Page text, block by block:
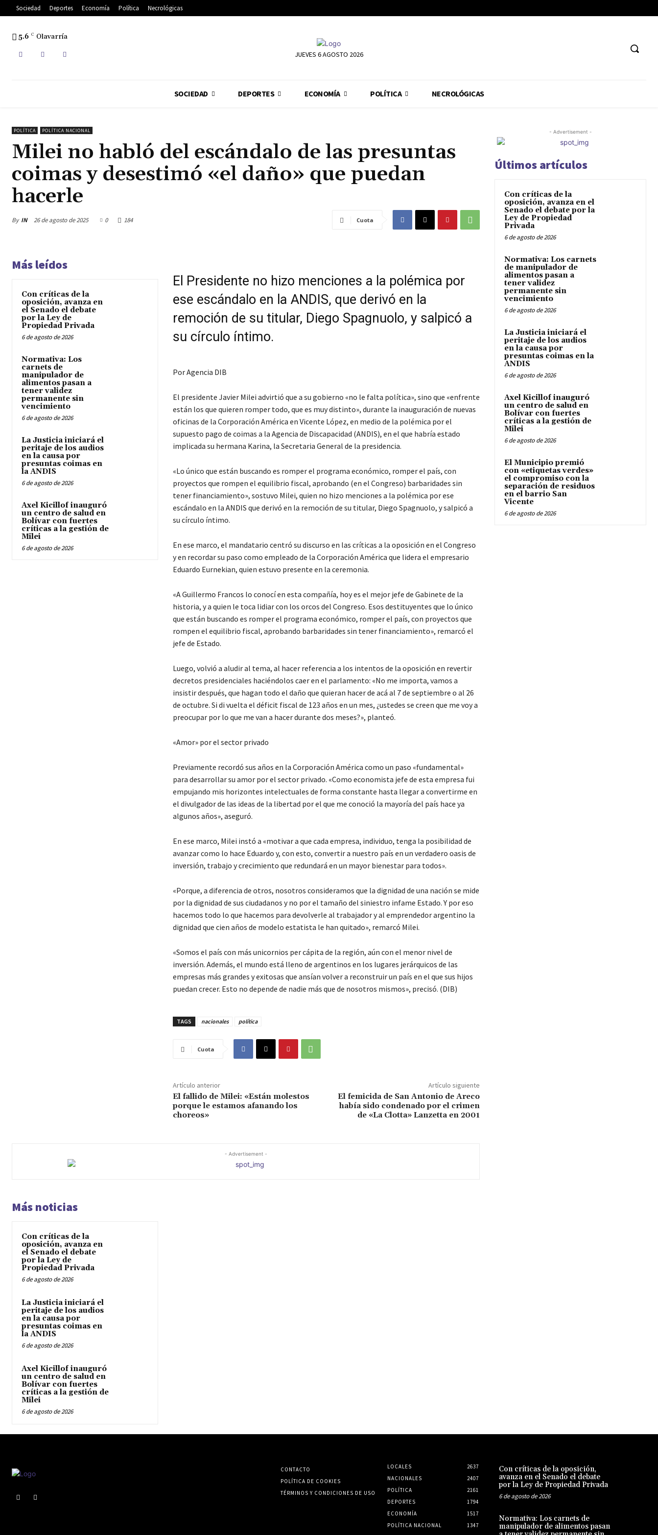
Sociedad Deportes Economía Política Necrológicas
5.6 C Olavarría
JUEVES 6 AGOSTO 2026
SOCIEDAD DEPORTES ECONOMÍA POLÍTICA NECROLÓGICAS
POLÍTICA POLÍTICA NACIONAL
Milei no habló del escándalo de las presuntas
coimas y desestimó «el daño» que puedan
hacerle
By IN 26 de agosto de 2025 0 184 Cuota
Más leídos
Con críticas de la
oposición, avanza en
el Senado el debate
por la Ley de
Propiedad Privada
6 de agosto de 2026
Normativa: Los
carnets de
manipulador de
alimentos pasan a
tener validez
permanente sin
vencimiento
6 de agosto de 2026
La Justicia iniciará el
peritaje de los audios
en la causa por
presuntas coimas en
la ANDIS
6 de agosto de 2026
Axel Kicillof inauguró
un centro de salud en
Bolívar con fuertes
críticas a la gestión de
Milei
6 de agosto de 2026
El Presidente no hizo menciones a la polémica por
ese escándalo en la ANDIS, que derivó en la
remoción de su titular, Diego Spagnuolo, y salpicó a
su círculo íntimo.
Por Agencia DIB
El presidente Javier Milei advirtió que a su gobierno «no le falta política», sino que «enfrente
están los que quieren romper todo, que es muy distinto», durante la inauguración de nuevas
oficinas de la Corporación América en Vicente López, en medio de la polémica por el
supuesto pago de coimas a la Agencia de Discapacidad (ANDIS), en el que habría estado
implicada su hermana Karina, la Secretaria General de la presidencia.
«Lo único que están buscando es romper el programa económico, romper el país, con
proyectos que rompen el equilibrio fiscal, aprobando (en el Congreso) barbaridades sin
tener financiamiento», sostuvo Milei, quien no hizo menciones a la polémica por ese
escándalo en la ANDIS que derivó en la remoción de su titular, Diego Spagnuolo, y salpicó a
su círculo íntimo.
En ese marco, el mandatario centró su discurso en las críticas a la oposición en el Congreso
y en recordar su paso como empleado de la Corporación América que lidera el empresario
Eduardo Eurnekian, quien estuvo presente en la ceremonia.
«A Guillermo Francos lo conocí en esta compañía, hoy es el mejor jefe de Gabinete de la
historia, y a quien le toca lidiar con los orcos del Congreso. Esos destituyentes que lo único
que están buscando es romper el programa económico, romper el país, con proyectos que
rompen el equilibrio fiscal, aprobando barbaridades sin tener financiamiento», remarcó el
jefe de Estado.
Luego, volvió a aludir al tema, al hacer referencia a los intentos de la oposición en revertir
decretos presidenciales haciéndolos caer en el parlamento: «No me importa, vamos a
insistir después, que hagan todo el daño que quieran hacer de acá al 7 de septiembre o al 26
de octubre. Si di vuelta el déficit fiscal de 123 años en un mes, ¿ustedes se creen que me voy a
preocupar por lo que me van a hacer durante dos meses?», planteó.
«Amor» por el sector privado
Previamente recordó sus años en la Corporación América como un paso «fundamental»
para desarrollar su amor por el sector privado. «Como economista jefe de esta empresa fui
empujando mis horizontes intelectuales de forma constante hasta llegar a convertirme en
el divulgador de las ideas de la libertad por el que me conoció la mayoría del país hace ya
algunos años», aseguró.
En ese marco, Milei instó a «motivar a que cada empresa, individuo, tenga la posibilidad de
avanzar como lo hace Eduardo y, con esto, convertir a nuestro país en un verdadero oasis de
inversión, trabajo y crecimiento que redundará en un mayor bienestar para todos».
«Porque, a diferencia de otros, nosotros consideramos que la dignidad de una nación se mide
por la dignidad de sus ciudadanos y no por el tamaño del siniestro infame Estado. Y por eso
hacemos todo lo que hacemos para devolverle al trabajador y al emprendedor argentino la
dignidad que cien años de modelo estatista le han quitado», remarcó Milei.
«Somos el país con más unicornios per cápita de la región, aún con el menor nivel de
inversión. Además, el mundo está lleno de argentinos en los lugares jerárquicos de las
empresas más grandes y exitosas que ansían volver a reconstruir un país en el que sus hijos
puedan crecer. Esto no depende de nadie más que de nosotros mismos», precisó. (DIB)
TAGS nacionales política
Cuota
Artículo anterior
El fallido de Milei: «Están molestos
porque le estamos afanando los
choreos»
Artículo siguiente
El femicida de San Antonio de Areco
había sido condenado por el crimen
de «La Clotta» Lanzetta en 2001
- Advertisement -
Más noticias
Con críticas de la
oposición, avanza en
el Senado el debate
por la Ley de
Propiedad Privada
6 de agosto de 2026
La Justicia iniciará el
peritaje de los audios
en la causa por
presuntas coimas en
la ANDIS
6 de agosto de 2026
Axel Kicillof inauguró
un centro de salud en
Bolívar con fuertes
críticas a la gestión de
Milei
6 de agosto de 2026
- Advertisement -
Últimos artículos
Con críticas de la
oposición, avanza en el
Senado el debate por la
Ley de Propiedad
Privada
6 de agosto de 2026
Normativa: Los carnets
de manipulador de
alimentos pasan a
tener validez
permanente sin
vencimiento
6 de agosto de 2026
La Justicia iniciará el
peritaje de los audios
en la causa por
presuntas coimas en la
ANDIS
6 de agosto de 2026
Axel Kicillof inauguró
un centro de salud en
Bolívar con fuertes
críticas a la gestión de
Milei
6 de agosto de 2026
El Municipio premió
con «etiquetas verdes»
el compromiso con la
separación de residuos
en el barrio San
Vicente
6 de agosto de 2026
CONTACTO
POLÍTICA DE COOKIES
TÉRMINOS Y CONDICIONES DE USO
LOCALES
2637
NACIONALES
2407
POLÍTICA
2161
DEPORTES
1794
ECONOMÍA
1517
POLÍTICA NACIONAL
1347
Con críticas de la oposición,
avanza en el Senado el debate
por la Ley de Propiedad Privada
6 de agosto de 2026
Normativa: Los carnets de
manipulador de alimentos pasan